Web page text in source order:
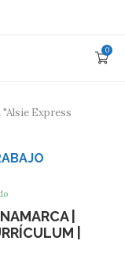
0
Express
|
|